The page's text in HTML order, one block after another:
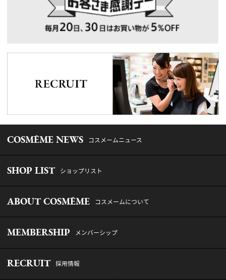
COSMÊME NEWS コスメームニュース
SHOP LIST ショップリスト
ABOUT COSMÊME コスメームについて
MEMBERSHIP メンバーシップ
RECRUIT 採用情報